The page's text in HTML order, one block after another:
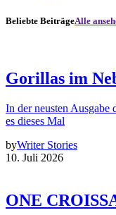
Beliebte BeiträgeAlle
Gorillas im
In der neusten Ausgabe
es dieses Mal
byWriter Stories
10. Juli 2026
ONE